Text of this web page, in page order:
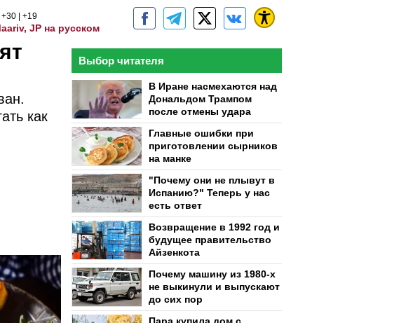
+30 +19
JP на русском
как
Выбор читателя
В Иране насмехаются над
Дональдом Трампом
после отмены удара
Главные ошибки при
приготовлении сырников
на манке
"Почему они не плывут в
Испанию?" Теперь у нас
есть ответ
Возвращение в 1992 год и
будущее правительство
Айзенкота
Почему машину из 1980-х
не выкинули и выпускают
до сих пор